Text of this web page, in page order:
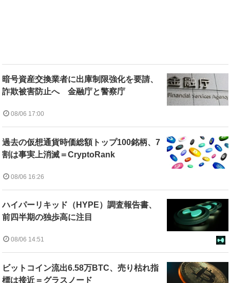
暗号資産交換業者に出庫制限強化を要請、
詐欺被害防止へ 金融庁と警察庁
08/06 17:00
過去の仮想通貨時価総額トップ100銘柄、7
割は事実上消滅＝CryptoRank
08/06 16:26
ハイパーリキッド（HYPE）調査報告書、
前四半期の独歩高に注目
08/06 14:51
ビットコイン流出6.58万BTC、売り枯れ指
標は接近＝グラスノード